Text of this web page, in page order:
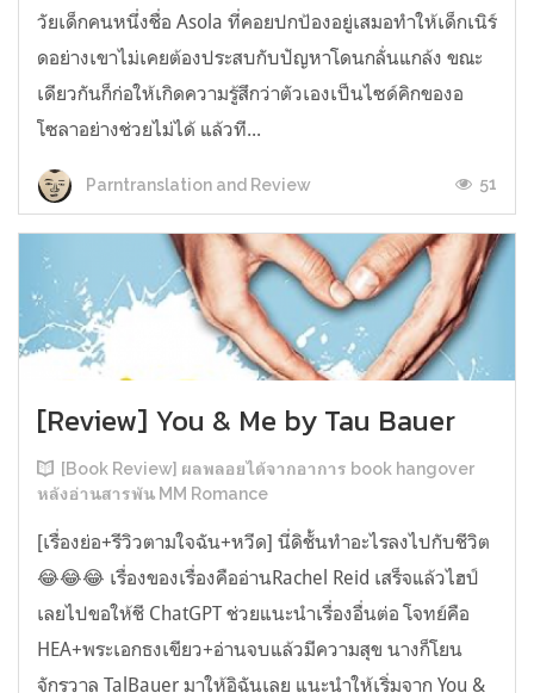
วัยเด็กคนหนึ่งชื่อ Asola ที่คอยปกป้องอยู่เสมอทำให้เด็กเนิร์
ดอย่างเขาไม่เคยต้องประสบกับปัญหาโดนกลั่นแกล้ง ขณะ
เดียวกันก็ก่อให้เกิดความรู้สึกว่าตัวเองเป็นไซด์คิกของอ
โซลาอย่างช่วยไม่ได้ แล้วที...
Parntranslation and Review 51
[Review] You & Me by Tau Bauer
[Book Review] ผลพลอยได้จากอาการ book hangover
หลังอ่านสารพัน MM Romance
[เรื่องย่อ+รีวิวตามใจฉัน+หวีด] นี่ดิชั้นทำอะไรลงไปกับชีวิต
😂😂😂 เรื่องของเรื่องคืออ่านRachel Reid เสร็จแล้วไฮป์
เลยไปขอให้ชี ChatGPT ช่วยแนะนำเรื่องอื่นต่อ โจทย์คือ
HEA+พระเอกธงเขียว+อ่านจบแล้วมีความสุข นางก็โยน
จักรวาล TalBauer มาให้อิฉันเลย แนะนำให้เริ่มจาก You &